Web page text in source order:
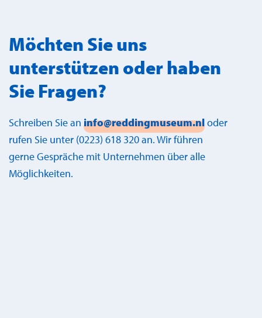
Möchten Sie uns
unterstützen oder haben
Sie Fragen?
Schreiben Sie an info@reddingmuseum.nloder
rufen Sie unter (0223) 618 320 an. Wir führen
gerne Gespräche mit Unternehmen über alle
Möglichkeiten.